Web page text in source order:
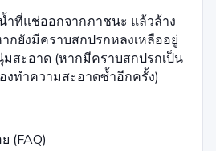
น้ำที่แช่ออกจากภาชนะ แล้วล้าง
กยังมีคราบสกปรกหลงเหลืออยู่
มสะอาด (หากมีคราบสกปรกเป็น
งทำความสะอาดซ้ำอีกครั้ง)
(FAQ)